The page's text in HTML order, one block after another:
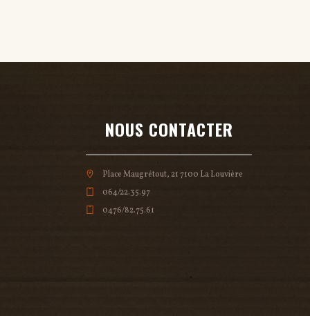
NOUS CONTACTER
Place Maugrétout, 21 7100 La Louvière
064/22.35.97
0476/82.75.61